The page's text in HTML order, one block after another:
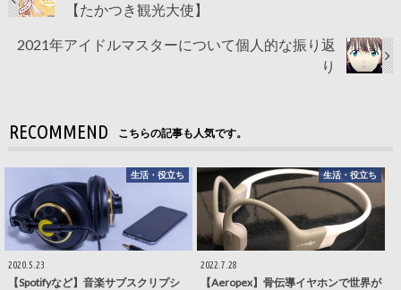
【たかつき観光大使】
2021年アイドルマスターについて個人的な振り返
り
RECOMMEND こちらの記事も人気です。
生活・役立ち
2020.5.23
【Spotifyなど】音楽サブスクリプシ
生活・役立ち
2022.7.28
【Aeropex】骨伝導イヤホンで世界が